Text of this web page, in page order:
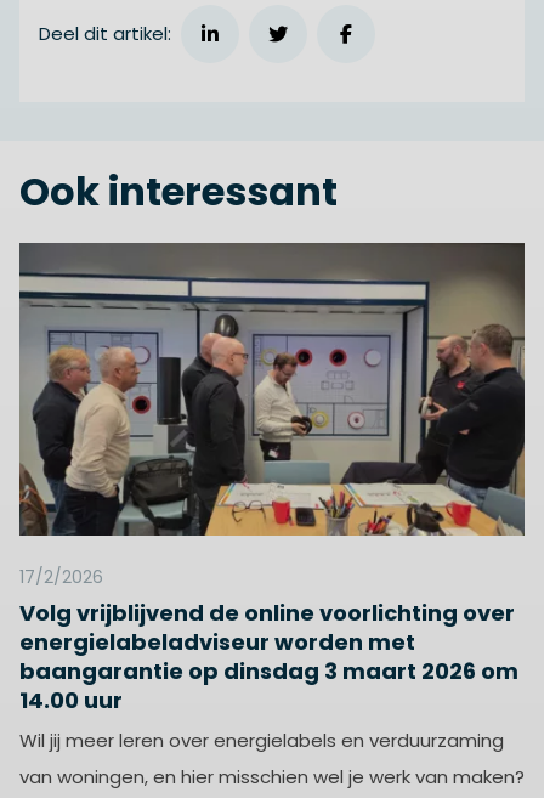
Deel dit artikel:
Ook interessant
17/2/2026
Volg vrijblijvend de online voorlichting over
energielabeladviseur worden met
baangarantie op dinsdag 3 maart 2026 om
14.00 uur
Wil jij meer leren over energielabels en verduurzaming
van woningen, en hier misschien wel je werk van maken?